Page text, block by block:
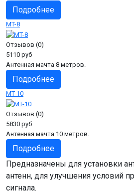
Подробнее
MT-8
Отзывов (0)
5110 руб
Антенная мачта 8 метров.
Подробнее
MT-10
Отзывов (0)
5830 руб
Антенная мачта 10 метров.
Подробнее
Предназначены для установки
антенн, для улучшения условий
сигнала.